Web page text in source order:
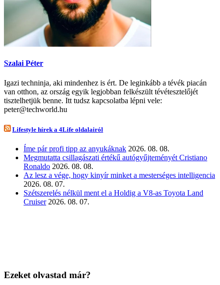
Szalai Péter
Igazi techninja, aki mindenhez is ért. De leginkább a tévék piacán
van otthon, az ország egyik legjobban felkészült tévétesztelőjét
tisztelhetjük benne. Itt tudsz kapcsolatba lépni vele:
peter@techworld.hu
Lifestyle hírek a 4Life oldalairól
Íme pár profi tipp az anyukáknak 2026. 08. 08.
Megmutatta csillagászati értékű autógyűjteményét Cristiano
Ronaldo 2026. 08. 08.
Az lesz a vége, hogy kinyír minket a mesterséges intelligencia
2026. 08. 07.
Szétszerelés nélkül ment el a Holdig a V8-as Toyota Land
Cruiser 2026. 08. 07.
Ezeket olvastad már?